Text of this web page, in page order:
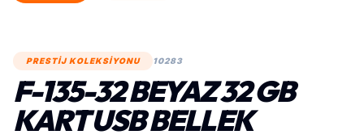
PRESTİJ KOLEKSİYONU 10283
F-135-32 BEYAZ 32 GB
KART USB BELLEK